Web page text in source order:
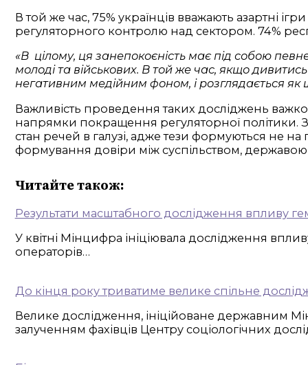
В той же час, 75% українців вважають азартні
регуляторного контролю над сектором. 74%
«В цілому, ця занепокоєність має під собою
молоді та військових. В той же час, якщо
негативним медійним фоном, і розглядається як
Важливість проведення таких досліджень
напрямки покращення регуляторної політики.
стан речей в галузі, адже тези формуються не
формування довіри між суспільством, державою
Читайте також:
Результати масштабного дослідження впливу
У квітні Мінцифра ініціювала дослідження
операторів…
До кінця року триватиме велике спільне
Велике дослідження, ініційоване державним
залученням фахівців Центру соціологічних